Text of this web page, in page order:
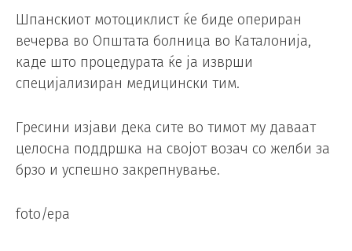
Шпанскиот мотоциклист ќе биде опериран
вечерва во Општата болница во Каталонија,
каде што процедурата ќе ја изврши
специјализиран медицински тим.
Гресини изјави дека сите во тимот му даваат
целосна поддршка на својот возач со желби за
брзо и успешно закрепнување.
foto/epa